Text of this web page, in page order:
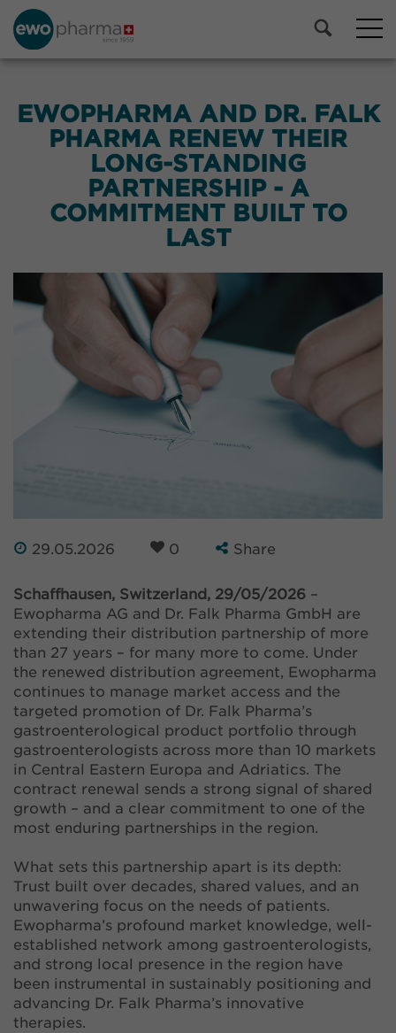
EWOPHARMA AND DR. FALK
PHARMA RENEW THEIR
LONG-STANDING
PARTNERSHIP - A
COMMITMENT BUILT TO
LAST
29.05.2026 0 Share
Schaffhausen, Switzerland, 29/05/2026 –
Ewopharma AG and Dr. Falk Pharma GmbH are
extending their distribution partnership of more
than 27 years – for many more to come. Under
the renewed distribution agreement, Ewopharma
continues to manage market access and the
targeted promotion of Dr. Falk Pharma’s
gastroenterological product portfolio through
gastroenterologists across more than 10 markets
in Central Eastern Europa and Adriatics. The
contract renewal sends a strong signal of shared
growth – and a clear commitment to one of the
most enduring partnerships in the region.
What sets this partnership apart is its depth:
Trust built over decades, shared values, and an
unwavering focus on the needs of patients.
Ewopharma’s profound market knowledge, well-
established network among gastroenterologists,
and strong local presence in the region have
been instrumental in sustainably positioning and
advancing Dr. Falk Pharma’s innovative
therapies.